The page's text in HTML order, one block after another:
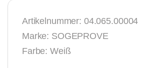
Artikelnummer: 04.065.00004
Marke: SOGEPROVE
Farbe: Weiß